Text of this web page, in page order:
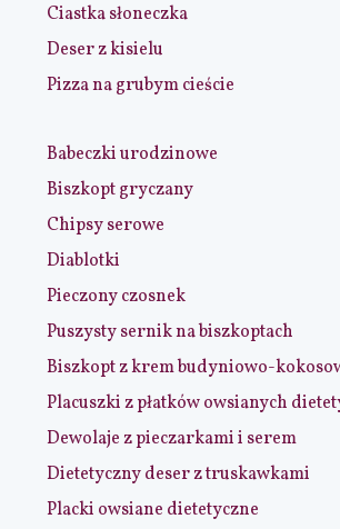
Ciastka słoneczka
Deser z kisielu
Pizza na grubym cieście
Babeczki urodzinowe
Biszkopt gryczany
Chipsy serowe
Diablotki
Pieczony czosnek
Puszysty sernik na biszkoptach
Biszkopt z krem budyniowo-
Placuszki z płatków owsianych
Dewolaje z pieczarkami i serem
Dietetyczny deser z truskawkami
Placki owsiane dietetyczne